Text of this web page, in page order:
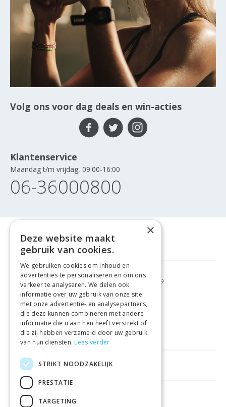
Volg ons voor dag deals en win-acties
Klantenservice
Maandag t/m vrijdag, 09:00-16:00
06-36000800
GRATIS VERZENDING VANAF €99
GEMAKKELIJKRETOURNEREN
LAAGSTEPRIJSGARANTIE
HANDIGE LINKS
WINKELS IN ANDERE LANDEN
×
Deze website maakt
gebruik van cookies.
We gebruiken cookies om inhoud en
advertenties te personaliseren en om ons
verkeer te analyseren. We delen ook
informatie over uw gebruik van onze site
met onze advertentie- en analysepartners,
die deze kunnen combineren met andere
informatie die u aan hen heeft verstrekt of
die zij hebben verzameld door uw gebruik
van hun diensten. Lees verder
STRIKT NOODZAKELIJK
PRESTATIE
TARGETING